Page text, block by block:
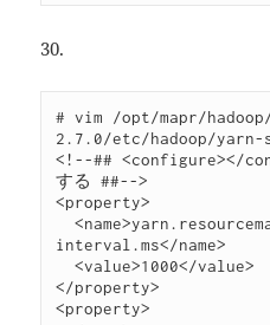
30.
# vim /opt/mapr/
2.7.0/etc/hadoop/yarn-
<!--## <configure></
する ##-->
<property>
  <name>yarn.resourcemanager.connect.retry-
interval.ms</name>
  <value>1000</value>
</property>
<property>